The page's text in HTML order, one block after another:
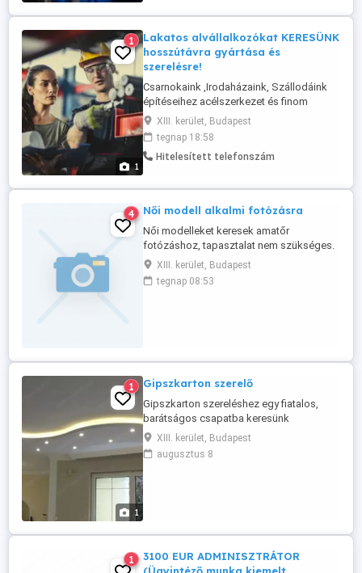
munkák elvégzése lenne 4-6 fős
alvállalkozói cégek részére. ...
1
1
Lakatos alvállalkozókat KERESÜNK
hosszútávra gyártása és
szerelésre!
Csarnokaink ,Irodaházaink, Szállodáink
építéseihez acélszerkezet és finom
lakatos elemek ( kerítések, korlátok,
kapuk, rácsok, géptartó konzolok,
hanggátló falak, acél tetőszerkezetek,
födém acélkiváltások ) gyártásához és
lakatos alvállalkozókat, cégeket
hosszútávra ...
XIII. kerület, Budapest
tegnap 18:58
Hitelesített telefonszám
4 Női modell alkalmi fotózásra
Női modelleket keresek amatőr
fotózáshoz, tapasztalat nem szükséges.
Budapesten történne a fotózás, kültéren
egy megbeszélt helyen, kb. max 1 óra
hosszú lenne. A képeken akár arc nélkül is
XIII. kerület, Budapest
tegnap 08:53
1
1 Gipszkarton szerelő
Gipszkarton szereléshez egy fiatalos,
barátságos csapatba keresünk
munkatársakat Budapest és környékére.
Szakmai tudás nem feltétel. Bérezés
megegyezés szerint. Jelentkezni a lap
XIII. kerület, Budapest
augusztus 8
1
3100 EUR ADMINISZTRÁTOR